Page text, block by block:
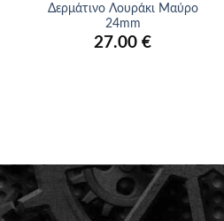
Δερμάτινο Λουράκι Μαύρο
24mm
27.00 €